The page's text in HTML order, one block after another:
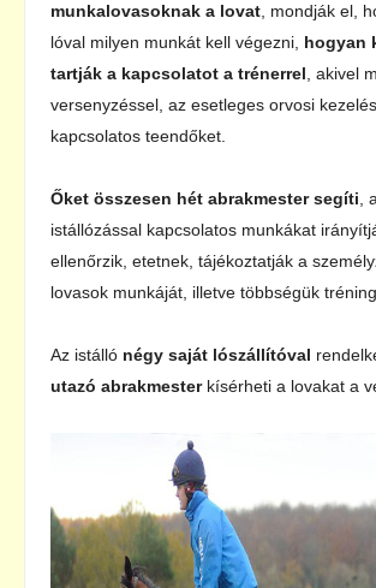
munkalovasoknak a lovat , mondják el,
lóval milyen munkát kell végezni, hogyan
tartják a kapcsolatot a trénerrel , akivel
versenyzéssel, az esetleges orvosi
kapcsolatos teendőket.
Őket összesen hét abrakmester segíti ,
istállózással kapcsolatos munkákat
ellenőrzik, etetnek, tájékoztatják a
lovasok munkáját, illetve többségük
Az istálló négy saját lószállítóval
utazó abrakmesterkísérheti a lovakat a